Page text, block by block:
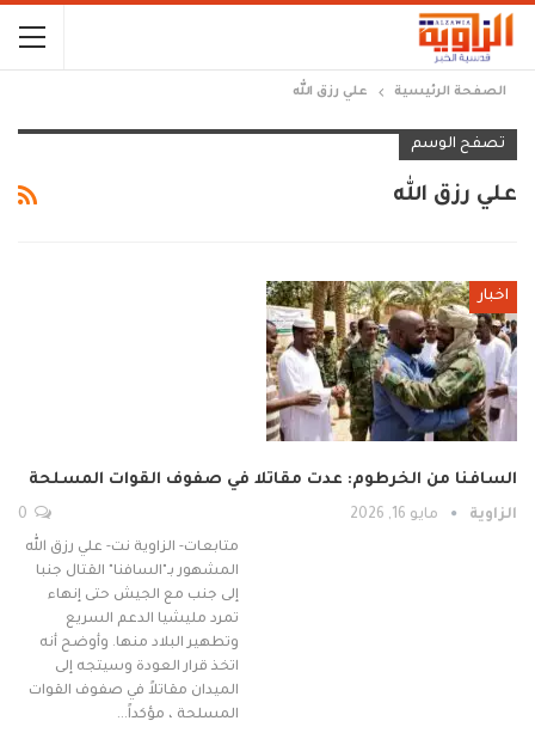
الصفحة الرئيسية علي رزق الله
تصفح الوسم
علي رزق الله
اخبار
السافنا من الخرطوم: عدت مقاتلا في صفوف القوات المسلحة
الزاوية مايو 16, 2026
متابعات- الزاوية نت- علي رزق الله
المشهور بـ"السافنا" القتال جنبا
إلى جنب مع الجيش حتى إنهاء
تمرد مليشيا الدعم السريع
وتطهير البلاد منها. وأوضح أنه
اتخذ قرار العودة وسيتجه إلى
الميدان مقاتلاً في صفوف القوات
المسلحة ، مؤكداً…